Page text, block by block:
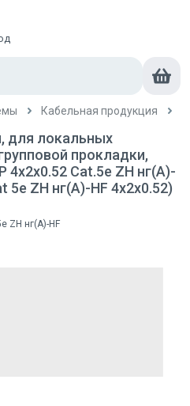
Кабельная продукция
для локальных
прокладки,
4x2x0.52 Cat.5e ZH нг(А)-
ZH нг(А)-HF 4x2x0.52)
ZH нг(А)-HF